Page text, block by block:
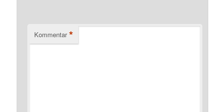
Kommentar *